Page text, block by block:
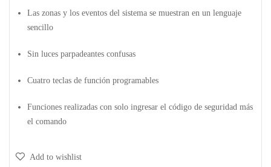
Las zonas y los eventos del sistema se muestran en un lenguaje
sencillo
Sin luces parpadeantes confusas
Cuatro teclas de función programables
Funciones realizadas con solo ingresar el código de seguridad más
el comando
Add to wishlist